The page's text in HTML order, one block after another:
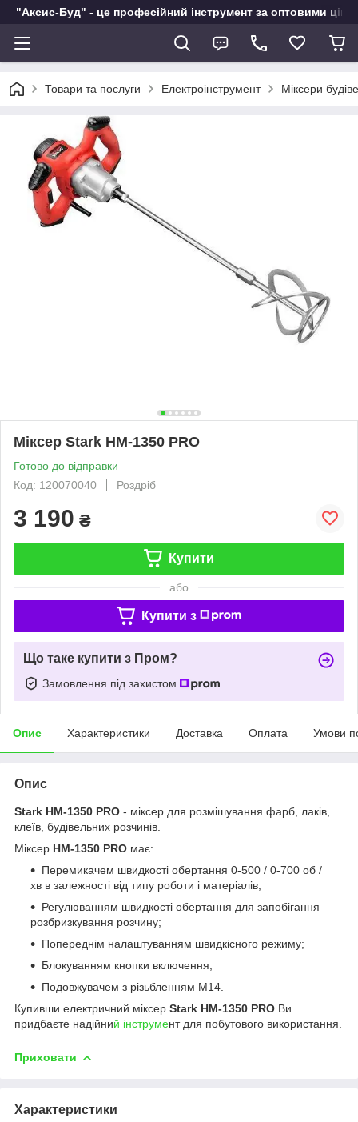
"Аксис-Буд" - це професійний інструмент за оптовими
Товари та послуги Електроінструмент Міксери
Міксер Stark HM-1350 PRO
Готово до відправки
Код: 120070040
Роздріб
3 190 ₴
Купити
або
Купити з
Що таке купити з Пром?
Замовлення під захистом
Опис Характеристики Доставка Оплата Умови
Опис
Stark HM-1350 PRO - міксер для розмішування фарб, лаків,
клеїв, будівельних розчинів.
Міксер HM-1350 PRO має:
Перемикачем швидкості обертання 0-500 / 0-700 об /
хв в залежності від типу роботи і матеріалів;
Регулюванням швидкості обертання для запобігання
розбризкування розчину;
Попереднім налаштуванням швидкісного режиму;
Блокуванням кнопки включення;
Подовжувачем з різьбленням М14.
Купивши електричний міксер Stark HM-1350 PRO Ви
придбаєте надійний інструмент для побутового використання.
Приховати
Характеристики